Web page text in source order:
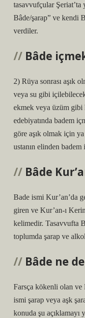
tasavvufçular Şeriat’ta
Bâde/şarap” ve kendi
verdiler.
Bâde
2) Rüya sonrası aşık
veya su gibi
ekmek veya üzüm
edebiyatında badem
göre aşık olmak için
ustanın elinden badem
Bâde
Bade ismi Kur’an’da
giren ve Kur’an-ı
kelimedir. Tasavvufta
toplumda şarap ve
Bâde ne
Farsça kökenli olan ve
ismi şarap veya aşk
konuda şu